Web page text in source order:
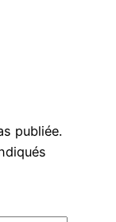
publiée.